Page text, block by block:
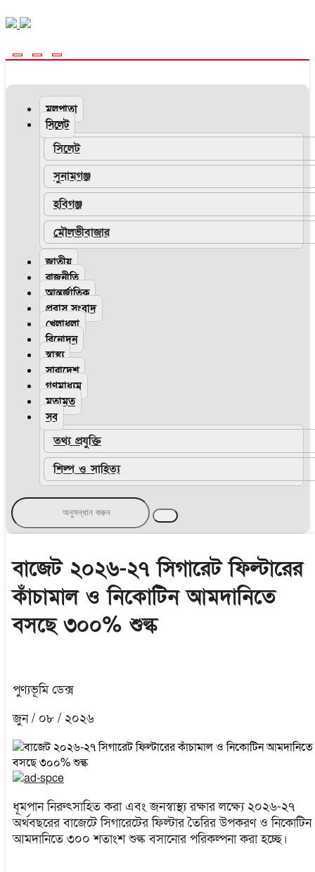
মূলপাতা
সিলেট
সিলেট
সুনামগঞ্জ
হবিগঞ্জ
মৌলভীবাজার
জাতীয়
রাজনীতি
আন্তর্জাতিক
প্রবাস সংবাদ
খেলাধুলা
বিনোদন
স্বাস্থ্য
সারাদেশ
গণমাধ্যম
মতামত
সব
তথ্য প্রযুক্তি
শিল্প ও সাহিত্য
বাজেট ২০২৬-২৭ সিগারেট ফিল্টারের
কাঁচামাল ও নিকোটিন আমদানিতে
বসছে ৩০০% শুল্ক
পুণ্যভূমি ডেক্স
জুন / ০৮ / ২০২৬
ধূমপান নিরুৎসাহিত করা এবং জনস্বাস্থ্য রক্ষার লক্ষ্যে ২০২৬-২৭
অর্থবছরের বাজেটে সিগারেটের ফিল্টার তৈরির উপকরণ ও নিকোটিন
আমদানিতে ৩০০ শতাংশ শুল্ক বসানোর পরিকল্পনা করা হচ্ছে।